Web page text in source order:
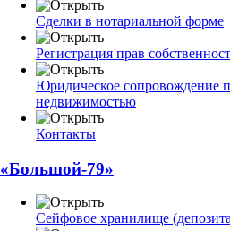
Сделки в нотариальной форме
Регистрация прав
Юридическое сопровождение
недвижимостью
Контакты
«Большой-79»
Сейфовое хранилище